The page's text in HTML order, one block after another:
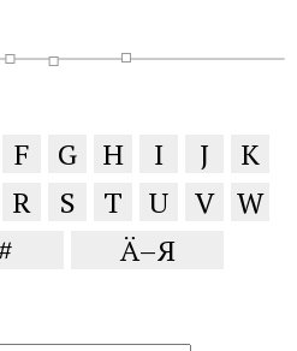
F G H I J
K
R S T U V W
Ä–Я